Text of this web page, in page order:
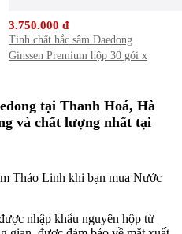
3.750.000 đ
Tinh chất hắc sâm Daedong
Ginssen Premium hộp 30 gói x
tại Thanh Hoá, Hà
và chất lượng nhất tại
Thảo Linh khi bạn mua Nước
nhập khẩu nguyên hộp từ